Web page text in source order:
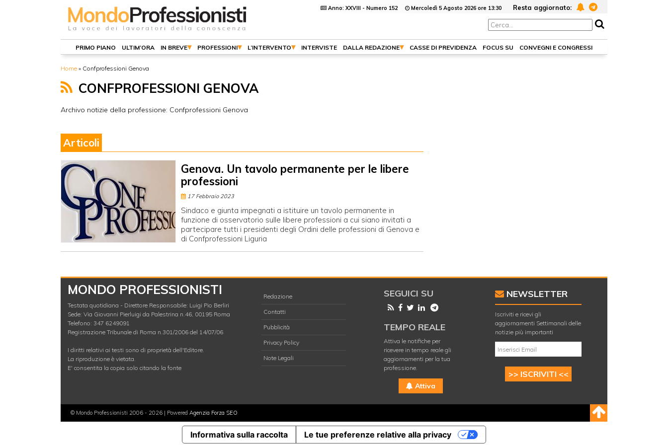
Anno: XXVIII - Numero 152 Mercoledì 5 Agosto 2026 ore 13:30 Resta aggiornato:
PRIMO PIANO ULTIM’ORA IN BREVE PROFESSIONI L’INTERVENTO INTERVISTE DALLA REDAZIONE CASSE DI PREVIDENZA FOCUS SU CONVEGNI E CONGRESSI
Home » Confprofessioni Genova
CONFPROFESSIONI GENOVA
Archivo notizie della professione: Confprofessioni Genova
Articoli
Genova. Un tavolo permanente per le libere
professioni
17 Febbraio 2023
Sindaco e giunta impegnati a istituire un tavolo permanente in
funzione di osservatorio sulle libere professioni a cui siano invitati a
partecipare tutti i presidenti degli Ordini delle professioni di Genova e
di Confprofessioni Liguria
MONDO PROFESSIONISTI
Testata quotidiana - Direttore Responsabile: Luigi Pio Berliri
Sede: Via Giovanni Pierluigi da Palestrina n.46, 00195 Roma
Telefono: 347 6249091
Registrazione Tribunale di Roma n.301/2006 del 14/07/06
I diritti relativi ai testi sono di proprietà dell'Editore.
La riproduzione è vietata.
E' consentita la copia solo citando la fonte
Redazione
Contatti
Pubblicità
Privacy Policy
Note Legali
SEGUICI SU
TEMPO REALE
Attiva le notifiche per
ricevere in tempo reale gli
aggiornamenti per la tua
professione.
Attiva
NEWSLETTER
Iscriviti e ricevi gli
aggiornamenti Settimanali delle
notizie più importanti
>> ISCRIVITI <<
© Mondo Professionisti 2006 - 2026 | Powered Agenzia Forza SEO
Informativa sulla raccolta Le tue preferenze relative alla privacy